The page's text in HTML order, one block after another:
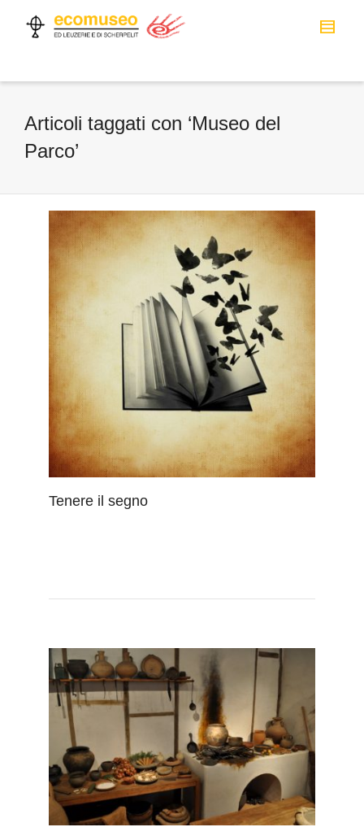
Articoli taggati con ‘Museo del
Parco’
Tenere il segno